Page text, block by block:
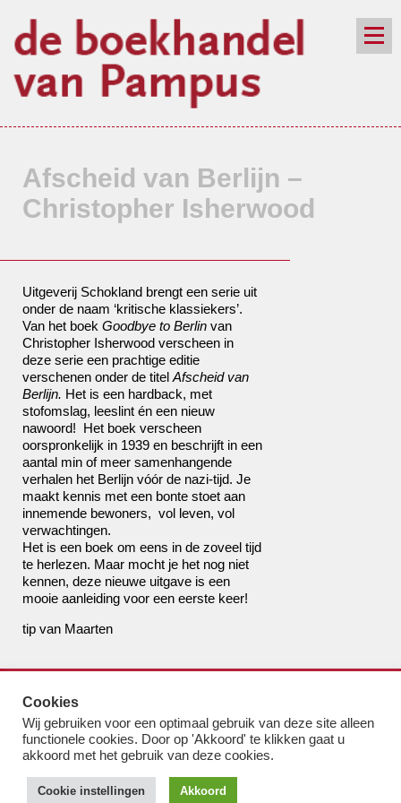
Afscheid van Berlijn –
Christopher Isherwood
Uitgeverij Schokland brengt een serie uit
onder de naam ‘kritische klassiekers’.
Van het boek Goodbye to Berlin van
Christopher Isherwood verscheen in
deze serie een prachtige editie
verschenen onder de titel Afscheid van
Berlijn. Het is een hardback, met
stofomslag, leeslint én een nieuw
nawoord! Het boek verscheen
oorspronkelijk in 1939 en beschrijft in een
aantal min of meer samenhangende
verhalen het Berlijn vóór de nazi-tijd. Je
maakt kennis met een bonte stoet aan
innemende bewoners, vol leven, vol
verwachtingen.
Het is een boek om eens in de zoveel tijd
te herlezen. Maar mocht je het nog niet
kennen, deze nieuwe uitgave is een
mooie aanleiding voor een eerste keer!
tip van Maarten
bestel@boekhandelvanpampus.nl
van Eesterenlaan 17
1019 JK Amsterdam
u appt ons 06 1544 8310
u belt ons 020 419 3023
Cookies
Wij gebruiken voor een optimaal gebruik van deze site alleen
functionele cookies. Door op 'Akkoord' te klikken gaat u
akkoord met het gebruik van deze cookies.
Cookie instellingen Akkoord